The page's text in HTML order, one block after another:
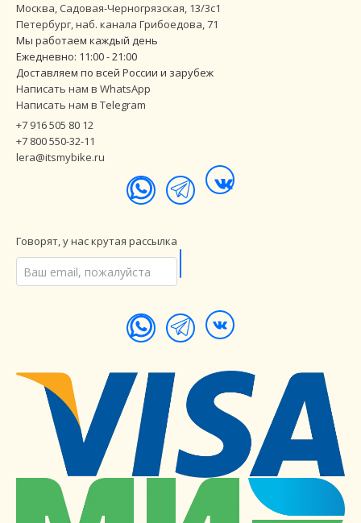
Москва, Садовая-Черногрязская, 13/3с1
Петербург,наб. канала Грибоедова, 71
Мы работаем каждый день
Ежедневно: 11:00 - 21:00
Доставляем по всей России и зарубеж
Написать нам в WhatsApp
Написать нам в Telegram
+7 916 505 80 12
+7 800 550-32-11
lera@itsmybike.ru
Говорят, у нас крутая рассылка